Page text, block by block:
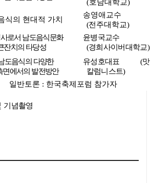
(호남대학교)
식의 현대적 가치
송영애교수
(전주대학교)
로서 남도음식문화
잔치의 타당성
윤병국교수
(경희사이버대학교)
도음식의 다양한
면에서의 발전방안
유성호대표 (맛
칼럼니스트)
일반토론 : 한국축제포럼 참가자
기념촬영